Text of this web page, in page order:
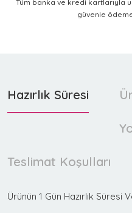
Tüm banka ve kredi kartlarıyla
güvenle
Hazırlık Süresi
Teslimat Koşulları
Ürünün 1 Gün Hazırlık Süresi